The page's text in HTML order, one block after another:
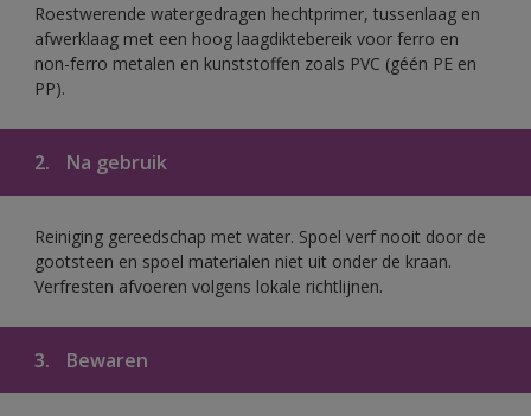
Roestwerende watergedragen hechtprimer, tussenlaag en
afwerklaag met een hoog laagdiktebereik voor ferro en
non-ferro metalen en kunststoffen zoals PVC (géén PE en
PP).
2. Na gebruik
Reiniging gereedschap met water. Spoel verf nooit door de
gootsteen en spoel materialen niet uit onder de kraan.
Verfresten afvoeren volgens lokale richtlijnen.
3. Bewaren